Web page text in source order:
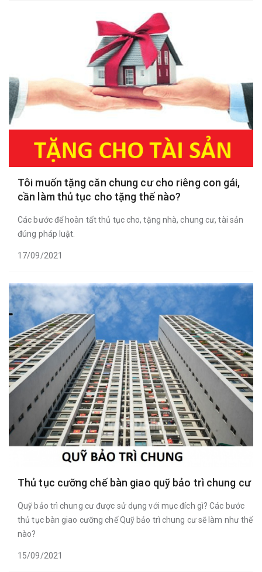
Tôi muốn tặng căn chung cư cho riêng con gái,
cần làm thủ tục cho tặng thế nào?
Các bước để hoàn tất thủ tục cho, tặng nhà, chung cư, tài sản
đúng pháp luật.
17/09/2021
Thủ tục cưỡng chế bàn giao quỹ bảo trì chung cư
Quỹ bảo trì chung cư được sử dụng với mục đích gì? Các bước
thủ tục bàn giao cưỡng chế Quỹ bảo trì chung cư sẽ làm như thế
nào?
15/09/2021